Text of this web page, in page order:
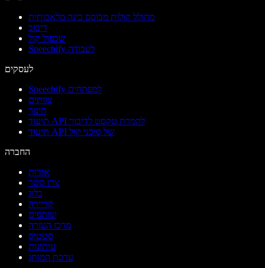
מחולל קולות מבוסס בינה מלאכותית
דיבוב
שכפול קול
Speechify לעבודה
לעסקים
Speechify למפתחים
צוותים
חינוך
תיעוד API להמרת טקסט לדיבור
תיעוד API של סוכני קול
החברה
אודות
צרו קשר
בלוג
קריירה
שותפים
מרכז העזרה
סטטוס
עיתונות
ערכת המותג